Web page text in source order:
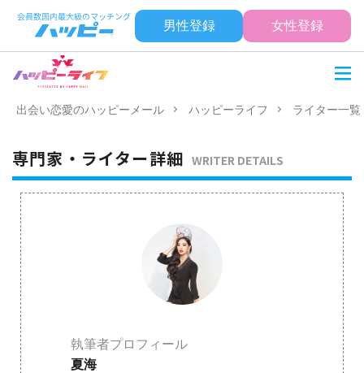
男性登録 女性登録
出会い恋愛のハッピーメール ハッピーライフ ライター一覧
専門家・ライター詳細 WRITER DETAILS
執筆者プロフィール
夏海